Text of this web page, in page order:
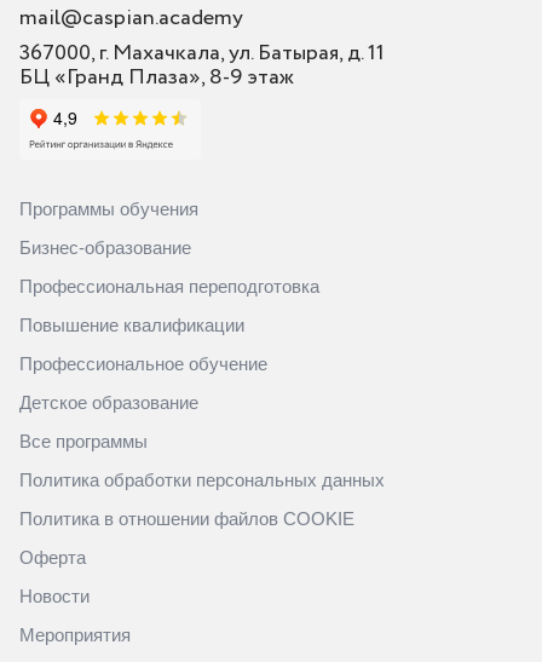
mail@caspian.academy
367000, г. Махачкала, ул. Батырая, д. 11
БЦ «Гранд Плаза», 8-9 этаж
Программы обучения
Бизнес-образование
Профессиональная переподготовка
Повышение квалификации
Профессиональное обучение
Детское образование
Все программы
Политика обработки персональных данных
Политика в отношении файлов COOKIE
Оферта
Новости
Мероприятия